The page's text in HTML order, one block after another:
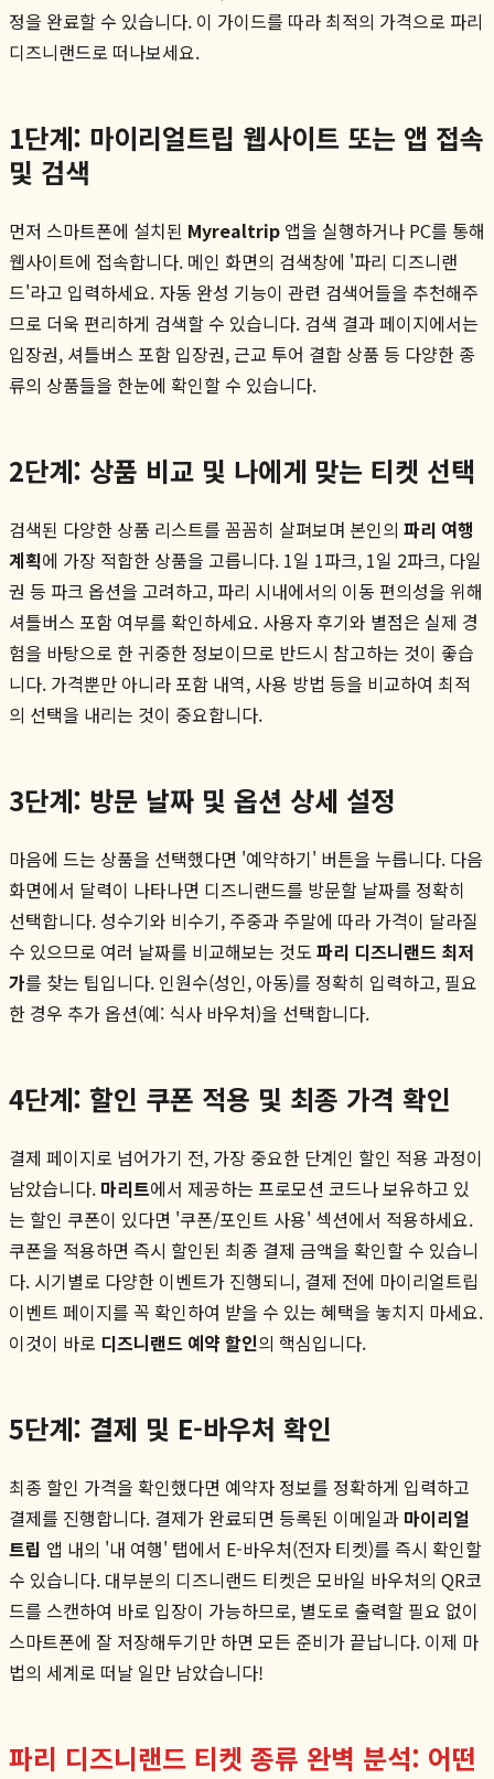
정을 완료할 수 있습니다. 이 가이드를 따라 최적의 가격으로 파리
디즈니랜드로 떠나보세요.
1단계: 마이리얼트립 웹사이트 또는 앱 접속
및 검색
먼저 스마트폰에 설치된 Myrealtrip 앱을 실행하거나 PC를 통해
웹사이트에 접속합니다. 메인 화면의 검색창에 '파리 디즈니랜
드'라고 입력하세요. 자동 완성 기능이 관련 검색어들을 추천해주
므로 더욱 편리하게 검색할 수 있습니다. 검색 결과 페이지에서는
입장권, 셔틀버스 포함 입장권, 근교 투어 결합 상품 등 다양한 종
류의 상품들을 한눈에 확인할 수 있습니다.
2단계: 상품 비교 및 나에게 맞는 티켓 선택
검색된 다양한 상품 리스트를 꼼꼼히 살펴보며 본인의 파리 여행
계획에 가장 적합한 상품을 고릅니다. 1일 1파크, 1일 2파크, 다일
권 등 파크 옵션을 고려하고, 파리 시내에서의 이동 편의성을 위해
셔틀버스 포함 여부를 확인하세요. 사용자 후기와 별점은 실제 경
험을 바탕으로 한 귀중한 정보이므로 반드시 참고하는 것이 좋습
니다. 가격뿐만 아니라 포함 내역, 사용 방법 등을 비교하여 최적
의 선택을 내리는 것이 중요합니다.
3단계: 방문 날짜 및 옵션 상세 설정
마음에 드는 상품을 선택했다면 '예약하기' 버튼을 누릅니다. 다음
화면에서 달력이 나타나면 디즈니랜드를 방문할 날짜를 정확히
선택합니다. 성수기와 비수기, 주중과 주말에 따라 가격이 달라질
수 있으므로 여러 날짜를 비교해보는 것도 파리 디즈니랜드 최저
가를 찾는 팁입니다. 인원수(성인, 아동)를 정확히 입력하고, 필요
한 경우 추가 옵션(예: 식사 바우처)을 선택합니다.
4단계: 할인 쿠폰 적용 및 최종 가격 확인
결제 페이지로 넘어가기 전, 가장 중요한 단계인 할인 적용 과정이
남았습니다. 마리트에서 제공하는 프로모션 코드나 보유하고 있
는 할인 쿠폰이 있다면 '쿠폰/포인트 사용' 섹션에서 적용하세요.
쿠폰을 적용하면 즉시 할인된 최종 결제 금액을 확인할 수 있습니
다. 시기별로 다양한 이벤트가 진행되니, 결제 전에 마이리얼트립
이벤트 페이지를 꼭 확인하여 받을 수 있는 혜택을 놓치지 마세요.
이것이 바로 디즈니랜드 예약 할인의 핵심입니다.
5단계: 결제 및 E-바우처 확인
최종 할인 가격을 확인했다면 예약자 정보를 정확하게 입력하고
결제를 진행합니다. 결제가 완료되면 등록된 이메일과 마이리얼
트립 앱 내의 '내 여행' 탭에서 E-바우처(전자 티켓)를 즉시 확인할
수 있습니다. 대부분의 디즈니랜드 티켓은 모바일 바우처의 QR코
드를 스캔하여 바로 입장이 가능하므로, 별도로 출력할 필요 없이
스마트폰에 잘 저장해두기만 하면 모든 준비가 끝납니다. 이제 마
법의 세계로 떠날 일만 남았습니다!
파리 디즈니랜드 티켓 종류 완벽 분석: 어떤